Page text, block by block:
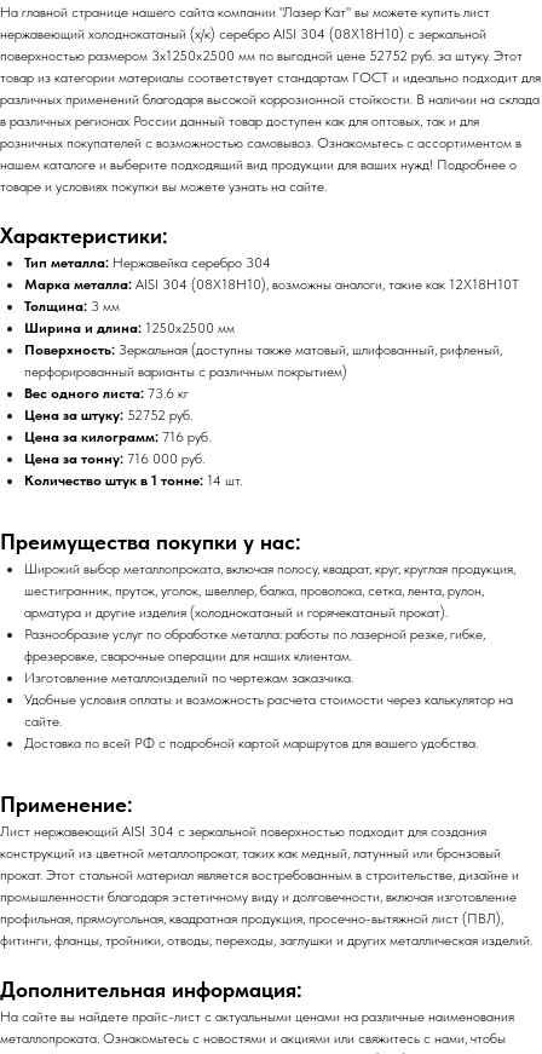
На главной странице нашего сайта компании "Лазер Кат" вы можете купить лист
нержавеющий холоднокатаный (х/к) серебро AISI 304 (08Х18Н10) с зеркальной
поверхностью размером 3х1250х2500 мм по выгодной цене 52752 руб. за штуку. Этот
товар из категории материалы соответствует стандартам ГОСТ и идеально подходит для
различных применений благодаря высокой коррозионной стойкости. В наличии на склада
в различных регионах России данный товар доступен как для оптовых, так и для
розничных покупателей с возможностью самовывоз. Ознакомьтесь с ассортиментом в
нашем каталоге и выберите подходящий вид продукции для ваших нужд! Подробнее о
товаре и условиях покупки вы можете узнать на сайте.
Характеристики:
Тип металла: Нержавейка серебро 304
Марка металла: AISI 304 (08Х18Н10), возможны аналоги, такие как 12Х18Н10Т
Толщина: 3 мм
Ширина и длина: 1250х2500 мм
Поверхность: Зеркальная (доступны также матовый, шлифованный, рифленый,
перфорированный варианты с различным покрытием)
Вес одного листа: 73.6 кг
Цена за штуку: 52752 руб.
Цена за килограмм: 716 руб.
Цена за тонну: 716 000 руб.
Количество штук в 1 тонне: 14 шт.
Преимущества покупки у нас:
Широкий выбор металлопроката, включая полосу, квадрат, круг, круглая продукция,
шестигранник, пруток, уголок, швеллер, балка, проволока, сетка, лента, рулон,
арматура и другие изделия (холоднокатаный и горячекатаный прокат).
Разнообразие услуг по обработке металла: работы по лазерной резке, гибке,
фрезеровке, сварочные операции для наших клиентам.
Изготовление металлоизделий по чертежам заказчика.
Удобные условия оплаты и возможность расчета стоимости через калькулятор на
сайте.
Доставка по всей РФ с подробной картой маршрутов для вашего удобства.
Применение:
Лист нержавеющий AISI 304 с зеркальной поверхностью подходит для создания
конструкций из цветной металлопрокат, таких как медный, латунный или бронзовый
прокат. Этот стальной материал является востребованным в строительстве, дизайне и
промышленности благодаря эстетичному виду и долговечности, включая изготовление
профильная, прямоугольная, квадратная продукция, просечно-вытяжной лист (ПВЛ),
фитинги, фланцы, тройники, отводы, переходы, заглушки и других металлическая изделий.
Дополнительная информация:
На сайте вы найдете прайс-лист с актуальными ценами на различные наименования
металлопроката. Ознакомьтесь с новостями и акциями или свяжитесь с нами, чтобы